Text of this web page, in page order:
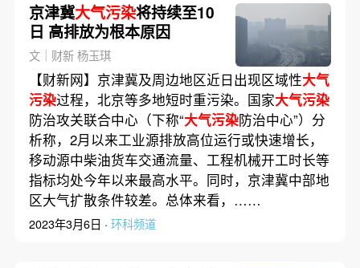
京津冀大气污染将持续至10
日 高排放为根本原因
文｜财新 杨玉琪
【财新网】京津冀及周边地区近日出现区域性大气
污染过程，北京等多地短时重污染。国家大气污染
防治攻关联合中心（下称“大气污染防治中心”）分
析称，2月以来工业源排放高位运行或快速增长，
移动源中柴油货车交通流量、工程机械开工时长等
指标均处今年以来最高水平。同时，京津冀中部地
区大气扩散条件较差。总体来看，……
2023年3月6日 · 环科频道